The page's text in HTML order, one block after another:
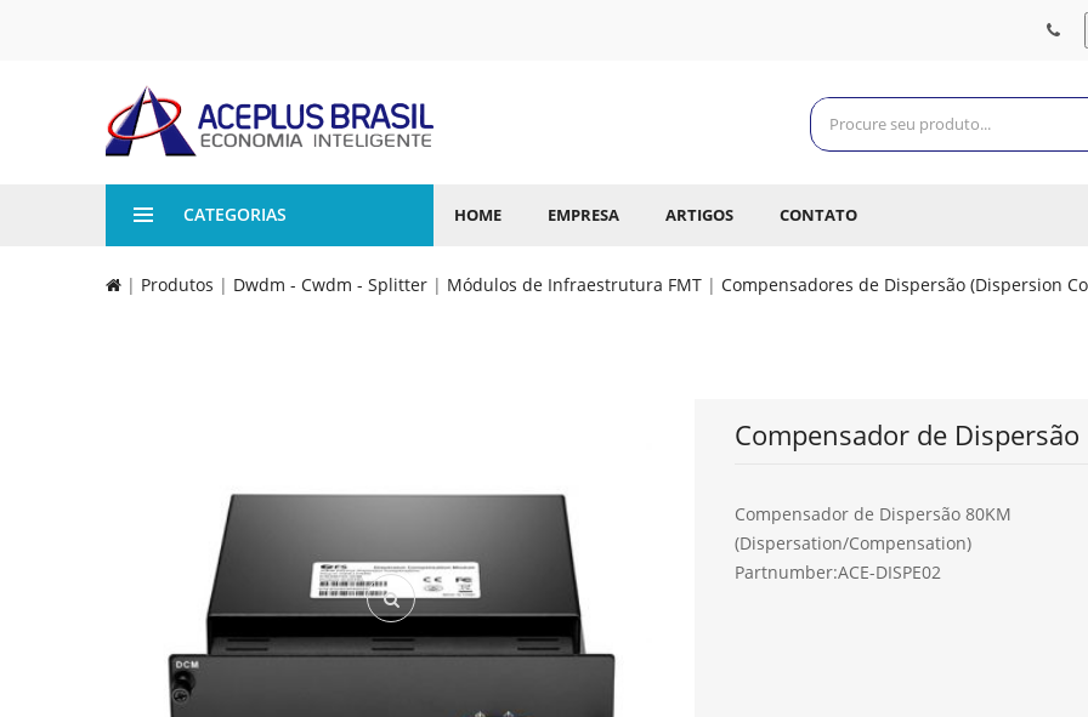
CATEGORIAS HOME EMPRESA ARTIGOS CONTATO
| Produtos | Dwdm - Cwdm - Splitter | Módulos de Infraestrutura FMT | Compensadores de Dispersão (Dispersion
Compensador de Dispersão
Compensador de Dispersão 80KM
(Dispersation/Compensation)
Partnumber:ACE-DISPE02